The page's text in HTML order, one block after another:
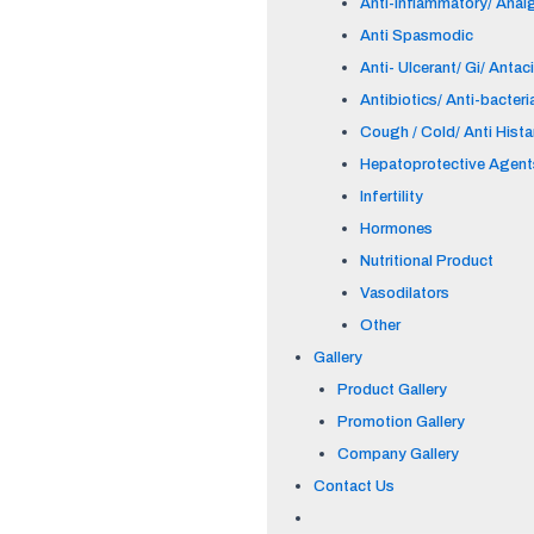
Anti Spasmodic
Anti- Ulcerant/ Gi/
Antibiotics/ Anti-
Cough / Cold/ Anti
Hepatoprotective
Infertility
Hormones
Nutritional Product
Vasodilators
Other
Gallery
Product Gallery
Promotion Gallery
Company Gallery
Contact Us